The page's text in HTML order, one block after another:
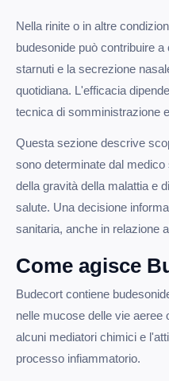
Nella rinite o in altre
budesonide può contribuire
starnuti e la secrezione
quotidiana. L'efficacia
tecnica di somministrazione
Questa sezione descrive
sono determinate dal
della gravità della malattia e
salute. Una decisione
sanitaria, anche in relazione
Come agisce
Budecort contiene
nelle mucose delle vie aeree
alcuni mediatori chimici e
processo infiammatorio.